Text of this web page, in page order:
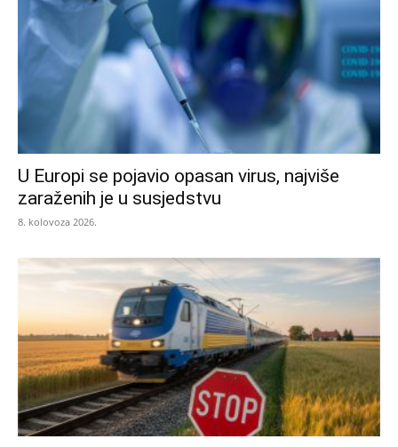
U Europi se pojavio opasan virus, najviše
zaraženih je u susjedstvu
8. kolovoza 2026.